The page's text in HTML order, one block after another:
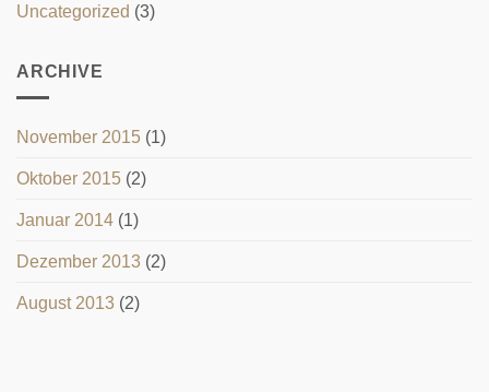
Uncategorized (3)
ARCHIVE
November 2015 (1)
Oktober 2015 (2)
Januar 2014 (1)
Dezember 2013 (2)
August 2013 (2)